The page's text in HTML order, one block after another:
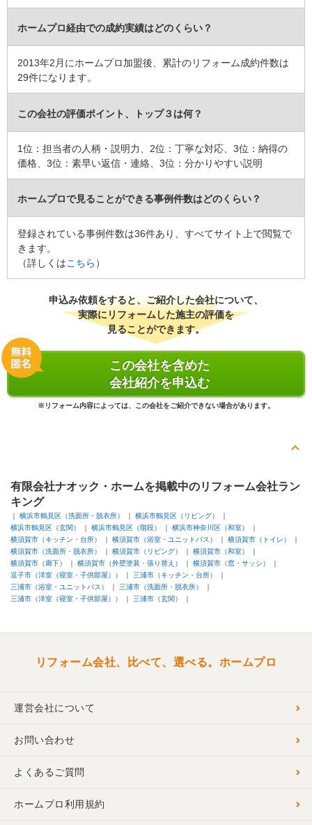
工事完了日
： 2014年3月28日
ホームプロ経由での成約実績はどのくらい？
2013年2月にホームプロ加盟後、累計のリフォーム成約件数は
29件になります。
この会社の評価ポイント、トップ３は何？
1位：担当者の人柄・説明力、2位：丁寧な対応、3位：納得の
価格、3位：素早い返信・連絡、3位：分かりやすい説明
ホームプロで見ることができる事例件数はどのくらい？
登録されている事例件数は36件あり、すべてサイト上で閲覧で
きます。
（詳しくはこちら ）
申込み依頼をすると、ご紹介した会社について、
実際にリフォームした施主の評価を
見ることができます。
この会社を含めた
会社紹介を申込む
※リフォーム内容によっては、この会社をご紹介できない場合があります。
有限会社ナオック・ホームを掲載中のリフォーム会社ラン
キング
横浜市鶴見区（洗面所・脱衣所）
横浜市鶴見区（リビング）
横浜市鶴見区（玄関）
横浜市鶴見区（階段）
横浜市神奈川区（和室）
横須賀市（キッチン・台所）
横須賀市（浴室・ユニットバス）
横須賀市（トイレ）
横須賀市（洗面所・脱衣所）
横須賀市（リビング）
横須賀市（和室）
横須賀市（廊下）
横須賀市（外壁塗装・張り替え）
横須賀市（窓・サッシ）
逗子市（洋室（寝室・子供部屋））
三浦市（キッチン・台所）
三浦市（浴室・ユニットバス）
三浦市（洗面所・脱衣所）
三浦市（洋室（寝室・子供部屋））
三浦市（玄関）
リフォーム会社、比べて、選べる。ホームプロ
運営会社について
お問い合わせ
よくあるご質問
ホームプロ利用規約